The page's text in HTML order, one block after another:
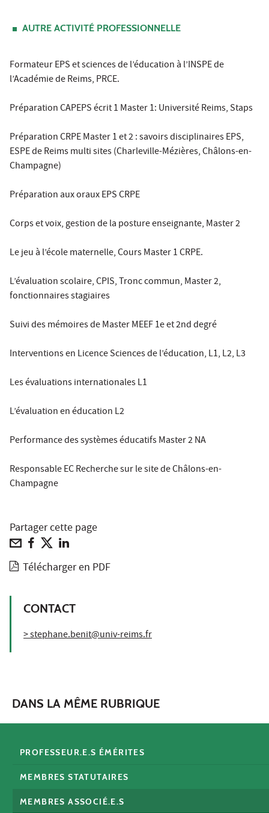
AUTRE ACTIVITÉ PROFESSIONNELLE
Formateur EPS et sciences de l’éducation à l’INSPE de
l’Académie de Reims, PRCE.
Préparation CAPEPS écrit 1 Master 1: Université Reims, Staps
Préparation CRPE Master 1 et 2 : savoirs disciplinaires EPS,
ESPE de Reims multi sites (Charleville-Mézières, Châlons-en-
Champagne)
Préparation aux oraux EPS CRPE
Corps et voix, gestion de la posture enseignante, Master 2
Le jeu à l’école maternelle, Cours Master 1 CRPE.
L’évaluation scolaire, CPIS, Tronc commun, Master 2,
fonctionnaires stagiaires
Suivi des mémoires de Master MEEF 1e et 2nd degré
Interventions en Licence Sciences de l’éducation, L1, L2, L3
Les évaluations internationales L1
L’évaluation en éducation L2
Performance des systèmes éducatifs Master 2 NA
Responsable EC Recherche sur le site de Châlons-en-
Champagne
Partager cette page
Télécharger en PDF
CONTACT
> stephane.benit@univ-reims.fr
DANS LA MÊME RUBRIQUE
PROFESSEUR.E.S ÉMÉRITES
MEMBRES STATUTAIRES
MEMBRES ASSOCIÉ.E.S